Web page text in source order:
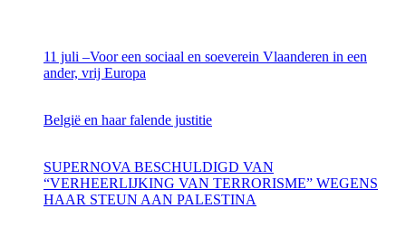
11 juli –Voor een sociaal en soeverein Vlaanderen in een
ander, vrij Europa
België en haar falende justitie
SUPERNOVA BESCHULDIGD VAN
“VERHEERLIJKING VAN TERRORISME” WEGENS
HAAR STEUN AAN PALESTINA